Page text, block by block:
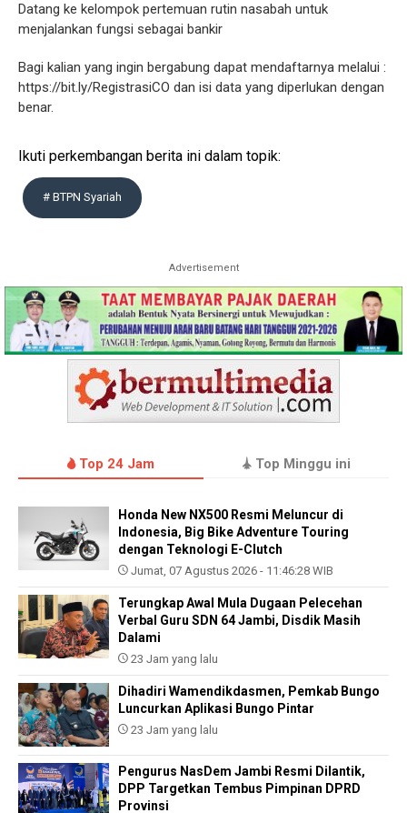
Datang ke kelompok pertemuan rutin nasabah untuk
menjalankan fungsi sebagai bankir
Bagi kalian yang ingin bergabung dapat mendaftarnya melalui :
https://bit.ly/RegistrasiCO dan isi data yang diperlukan dengan
benar.
Ikuti perkembangan berita ini dalam topik:
# BTPN Syariah
Advertisement
Top 24 Jam Top Minggu ini
Honda New NX500 Resmi Meluncur di
Indonesia, Big Bike Adventure Touring
dengan Teknologi E-Clutch
Jumat, 07 Agustus 2026 - 11:46:28 WIB
Terungkap Awal Mula Dugaan Pelecehan
Verbal Guru SDN 64 Jambi, Disdik Masih
Dalami
23 Jam yang lalu
Dihadiri Wamendikdasmen, Pemkab Bungo
Luncurkan Aplikasi Bungo Pintar
23 Jam yang lalu
Pengurus NasDem Jambi Resmi Dilantik,
DPP Targetkan Tembus Pimpinan DPRD
Provinsi